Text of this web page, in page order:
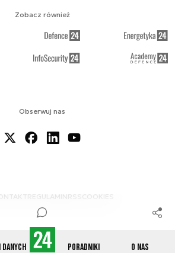
danych Poradniki O nas
Obserwuj nas
REGULAMINRSS COOKIES
Zobacz również
2026 CYBERDEFENCE24